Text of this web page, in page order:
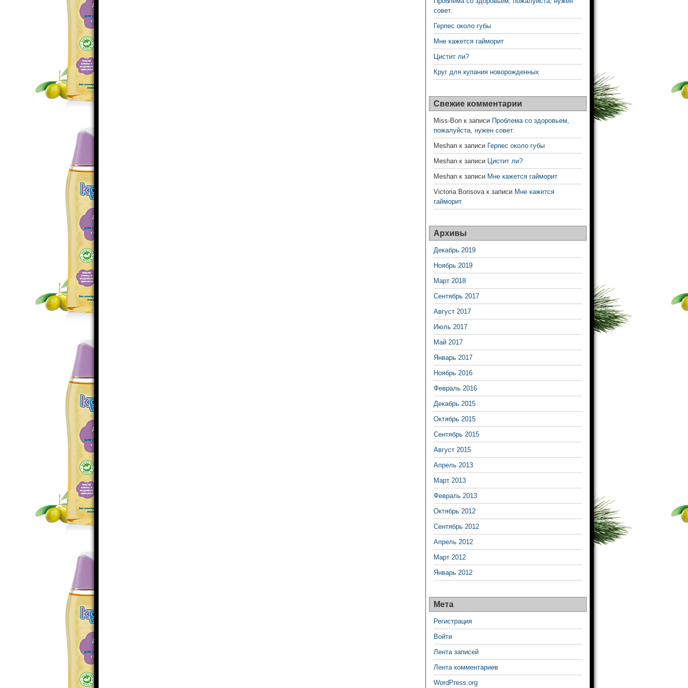
совет.
Герпес около губы
Мне кажется гайморит
Цистит ли?
Круг для купания новорожденных
Свежие комментарии
Miss-Bon к записи Проблема со здоровьем,
пожалуйста, нужен совет.
Meshan к записи Герпес около губы
Meshan к записи Цистит ли?
Meshan к записи Мне кажется гайморит
Victoria Borisovaк записи Мне кажется
гайморит
Архивы
Декабрь 2019
Ноябрь 2019
Март 2018
Сентябрь 2017
Август 2017
Июль 2017
Май 2017
Январь 2017
Ноябрь 2016
Февраль 2016
Декабрь 2015
Октябрь 2015
Сентябрь 2015
Август 2015
Апрель 2013
Март 2013
Февраль 2013
Октябрь 2012
Сентябрь 2012
Апрель 2012
Март 2012
Январь 2012
Мета
Регистрация
Войти
Лента записей
Лента комментариев
WordPress.org